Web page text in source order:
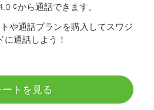
¢から通話できます。
や通話プランを購入してスワジ
に通話しよう！
ートを見る